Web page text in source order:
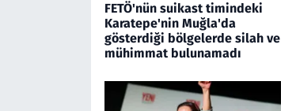
FETÖ'nün suikast timindeki
Karatepe'nin Muğla'da
gösterdiği bölgelerde silah ve
mühimmat bulunamadı